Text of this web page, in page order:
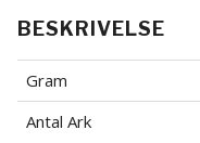
BESKRIVELSE
Gram
Antal Ark